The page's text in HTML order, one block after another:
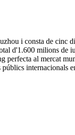
i consta de cinc
d'1.600 milions de
perfecta al mercat
internacionals